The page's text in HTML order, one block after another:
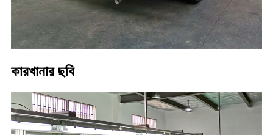
কারখানার ছবি